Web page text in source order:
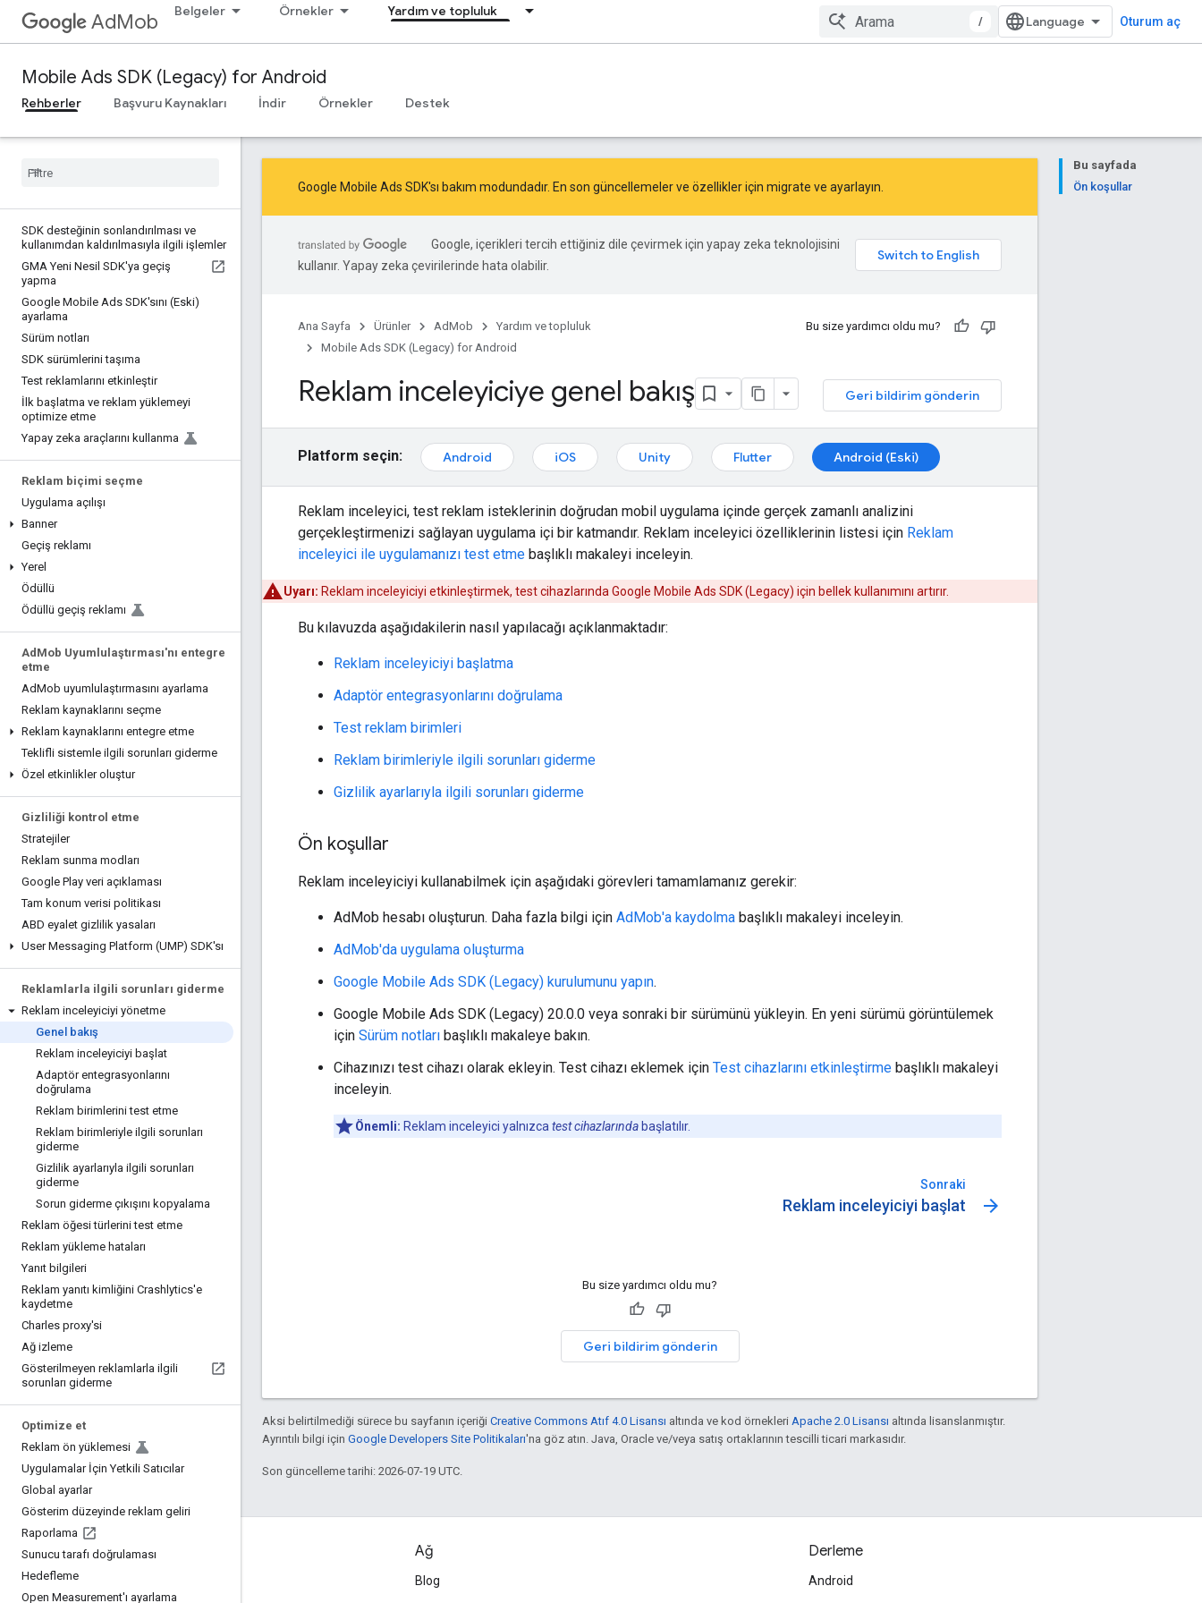
AdMob Belgeler Örnekler Yardım ve topluluk
/ Oturum aç
Mobile Ads SDK (Legacy) for Android
Rehberler Başvuru Kaynakları İndir Örnekler Destek
SDK desteğinin sonlandırılması ve
kullanımdan kaldırılmasıyla ilgili işlemler
GMA Yeni Nesil SDK'ya geçiş
yapma
Google Mobile Ads SDK'sını (Eski)
ayarlama
Sürüm notları
SDK sürümlerini taşıma
Test reklamlarını etkinleştir
İlk başlatma ve reklam yüklemeyi
optimize etme
Yapay zeka araçlarını kullanma
Reklam biçimi seçme
Uygulama açılışı
Banner
Geçiş reklamı
Yerel
Ödüllü
Ödüllü geçiş reklamı
Ad Mob Uyumlulaştırması'nı entegre
etme
AdMob uyumlulaştırmasını ayarlama
Reklam kaynaklarını seçme
Reklam kaynaklarını entegre etme
Teklifli sistemle ilgili sorunları giderme
Özel etkinlikler oluştur
Gizliliği kontrol etme
Stratejiler
Reklam sunma modları
Google Play veri açıklaması
Tam konum verisi politikası
ABD eyalet gizlilik yasaları
User Messaging Platform (UMP) SDK'sı
Reklamlarla ilgili sorunları giderme
Reklam inceleyiciyi yönetme
Genel bakış
Reklam inceleyiciyi başlat
Adaptör entegrasyonlarını
doğrulama
Reklam birimlerini test etme
Reklam birimleriyle ilgili sorunları
giderme
Gizlilik ayarlarıyla ilgili sorunları
giderme
Sorun giderme çıkışını kopyalama
Reklam öğesi türlerini test etme
Reklam yükleme hataları
Yanıt bilgileri
Reklam yanıtı kimliğini Crashlytics'e
kaydetme
Charles proxy'si
Ağ izleme
Gösterilmeyen reklamlarla ilgili
sorunları giderme
Optimize et
Reklam ön yüklemesi
Uygulamalar İçin Yetkili Satıcılar
Global ayarlar
Gösterim düzeyinde reklam geliri
Raporlama
Sunucu tarafı doğrulaması
Hedefleme
Open Measurement'ı ayarlama
Bu sayfada
Ön koşullar
Google Mobile Ads SDK'sı bakım modundadır. En son güncellemeler ve özellikler için migrate ve ayarlayın
Google, içerikleri tercih ettiğiniz dile çevirmek için yapay zeka teknolojisini
kullanır. Yapay zeka çevirilerinde hata olabilir.
Ana Sayfa Ürünler AdMob
Yardım ve topluluk
Mobile Ads SDK (Legacy) for Android
Bu size yardımcı oldu mu?
Geri bildirim gönderin
Reklam inceleyiciye genel bakış
Platform seçin: Android iOS Unity Flutter Android (Eski)
Reklam inceleyici, test reklam isteklerinin doğrudan mobil uygulama içinde gerçek zamanlı analizini
gerçekleştirmenizi sağlayan uygulama içi bir katmandır. Reklam inceleyici özelliklerinin listesi için Reklam
inceleyici ile uygulamanızı test etme başlıklı makaleyi inceleyin.
Uyarı: Reklam inceleyiciyi etkinleştirmek, test cihazlarında Google Mobile Ads SDK (Legacy) için bellek kullanımını artırır.
Bu kılavuzda aşağıdakilerin nasıl yapılacağı açıklanmaktadır:
Reklam inceleyiciyi başlatma
Adaptör entegrasyonlarını doğrulama
Test reklam birimleri
Reklam birimleriyle ilgili sorunları giderme
Gizlilik ayarlarıyla ilgili sorunları giderme
Ön koşullar
Reklam inceleyiciyi kullanabilmek için aşağıdaki görevleri tamamlamanız gerekir:
AdMob hesabı oluşturun. Daha fazla bilgi için AdMob'a kaydolma başlıklı makaleyi inceleyin.
AdMob'da uygulama oluşturma
Google Mobile Ads SDK (Legacy) kurulumunu yapın.
Google Mobile Ads SDK (Legacy) 20.0.0 veya sonraki bir sürümünü yükleyin. En yeni sürümü görüntülemek
için Sürüm notları başlıklı makaleye bakın.
Cihazınızı test cihazı olarak ekleyin. Test cihazı eklemek için Test cihazlarını etkinleştirme başlıklı makaleyi
inceleyin.
Önemli: Reklam inceleyici yalnızca test cihazlarında başlatılır.
Sonraki
Reklam inceleyiciyi başlat arrow_forward
Bu size yardımcı oldu mu?
Geri bildirim gönderin
Aksi belirtilmediği sürece bu sayfanın içeriği Creative Commons Atıf 4.0 Lisansı altında ve kod örnekleri Apache 2.0 Lisansı altında lisanslanmıştır.
Ayrıntılı bilgi için Google Developers Site Politikaları'na göz atın. Java, Oracle ve/veya satış ortaklarının tescilli ticari markasıdır.
Son güncelleme tarihi: 2026-07-19 UTC.
Etkileşim
Google Developer Program
Ağ
Blog
Derleme
Android